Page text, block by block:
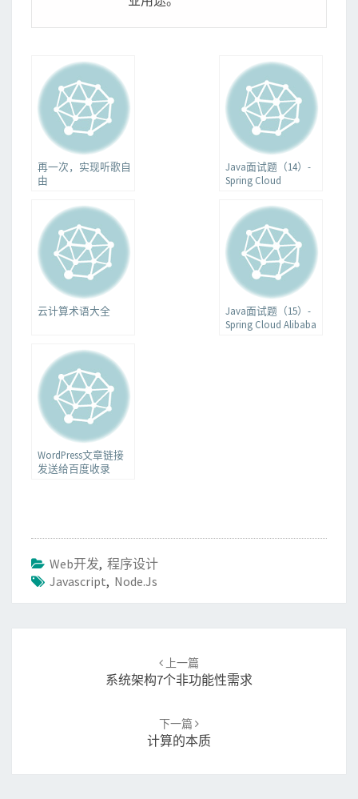
再一次，实现听歌自
由
Java面试题（14）-
Spring Cloud
云计算术语大全
Java面试题（15）-
Spring Cloud Alibaba
WordPress文章链接
发送给百度收录
Web开发, 程序设计
Javascript, Node.js
上一篇
系统架构7个非功能性需求
下一篇
计算的本质